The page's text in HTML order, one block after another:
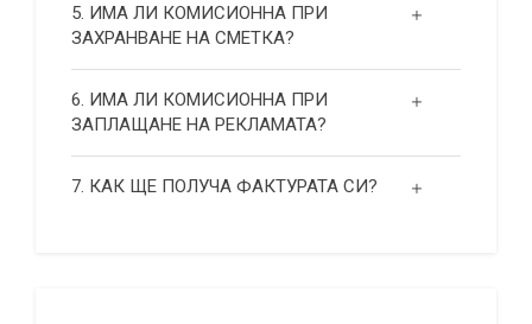
5. ИМА ЛИ КОМИСИОННА ПРИ
ЗАХРАНВАНЕ НА СМЕТКА?
6. ИМА ЛИ КОМИСИОННА ПРИ
ЗАПЛАЩАНЕ НА РЕКЛАМАТА?
7. КАК ЩЕ ПОЛУЧА ФАКТУРАТА СИ?